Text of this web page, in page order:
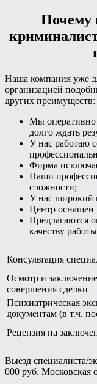
Почему
Наша компания уже
организацией
других преимуществ:
Мы оперативно
долго ждать
У нас работаю
Фирма
Наши
сложности;
У нас широкий
Центр оснащен
Предлагаются
качеству работы
Консультация
Осмотр и
совершения сделки
Психиатрическая
документам (в т.ч.
Рецензия на
Выезд специалиста/
000 руб. Московская